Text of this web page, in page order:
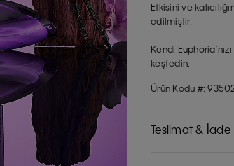
Etkisini ve
edilmiştir.
Kendi
keşfedin.
Ürün Kodu #:
Teslimat & İade